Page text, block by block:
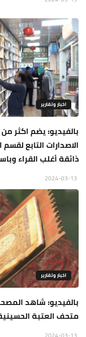
اخبار وتقارير
الاصدارات التابع
ذائقة أغلب القراء
اخبار وتقارير
بالفيديو: شاهد
متحف العتبة